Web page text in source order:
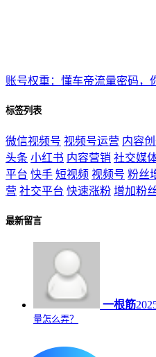
账号权重：懂车帝流量密码，
标签列表
微信视频号 视频号运营 内容
头条 小红书 内容营销 社交媒
平台 快手 短视频 视频号 粉丝
营 社交平台 快速涨粉 增加粉
最新留言
一根筋
量怎么弄？